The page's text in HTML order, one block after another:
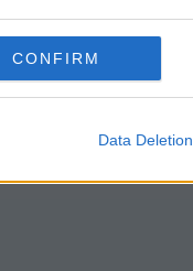
CONFIRM
Data Deletion
Distinctive JTDm